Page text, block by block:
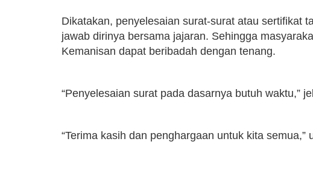
Dikatakan, penyelesaian surat-surat atau sertifikat
jawab dirinya bersama jajaran. Sehingga
Kemanisan dapat beribadah dengan tenang.
“Penyelesaian surat pada dasarnya butuh waktu,”
“Terima kasih dan penghargaan untuk kita semua,”